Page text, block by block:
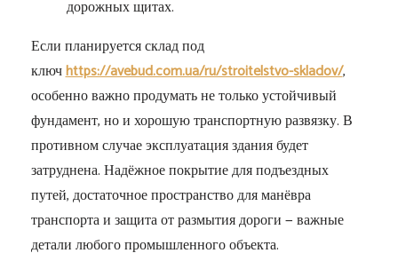
дорожных щитах.
Если планируется склад под
ключhttps://avebud.com.ua/ru/stroitelstvo-skladov/,
особенно важно продумать не только устойчивый
фундамент, но и хорошую транспортную развязку. В
противном случае эксплуатация здания будет
затруднена. Надёжное покрытие для подъездных
путей, достаточное пространство для манёвра
транспорта и защита от размытия дороги — важные
детали любого промышленного объекта.